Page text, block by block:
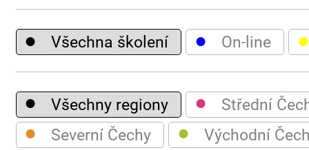
● Všechna školení ● On-line ●
● Všechny regiony ● Střední
● Severní Čechy ● Východní